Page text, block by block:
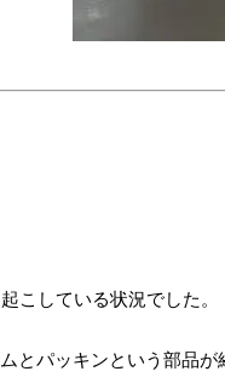
こしている状況でした。
とパッキンという部品